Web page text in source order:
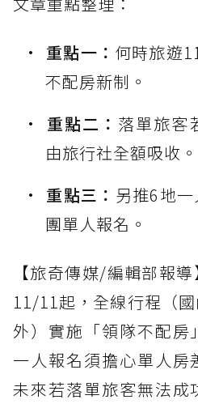
重點一： 何時旅遊
不配房新制。
重點二： 落單旅客
由旅行社全額吸收。
重點三： 另推6地
團單人報名。
【旅奇傳媒/編輯部報
11/11起，全線行程（
外）實施「領隊不配房
一人報名須擔心單人房
未來若落單旅客無法成